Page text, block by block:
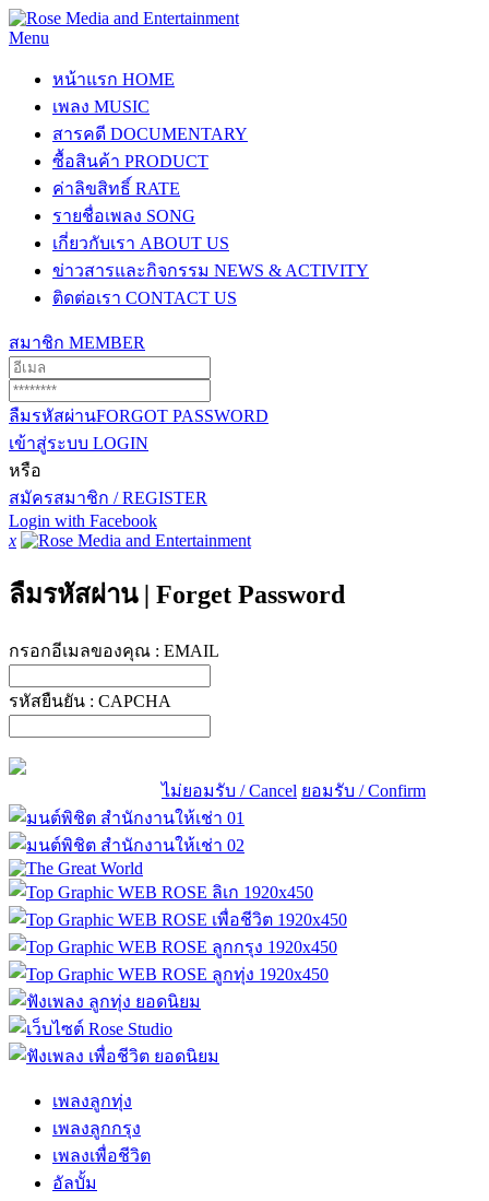
Menu
หน้าแรก HOME
เพลง MUSIC
สารคดี DOCUMENTARY
ซื้อสินค้า PRODUCT
ค่าลิขสิทธิ์ RATE
รายชื่อเพลง SONG
เกี่ยวกับเรา ABOUT US
ข่าวสารและกิจกรรม NEWS & ACTIVITY
ติดต่อเรา CONTACT US
สมาชิก MEMBER
ลืมรหัสผ่านFORGOT PASSWORD
เข้าสู่ระบบ LOGIN
หรือ
สมัครสมาชิก / REGISTER
Login with Facebook
x
ลืมรหัสผ่าน | Forget Password
กรอกอีเมลของคุณ : EMAIL
รหัสยืนยัน : CAPCHA
ไม่ยอมรับ / Cancel ยอมรับ / Confirm
เพลงลูกทุ่ง
เพลงลูกกรุง
เพลงเพื่อชีวิต
อัลบั้ม